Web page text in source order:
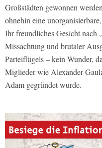
Großstädten gewonnen
ohnehin eine
Ihr freundliches Gesicht nach
Missachtung und brutaler
Parteiflügels – kein Wunder,
Miglieder wie Alexander
Adam gegründet wurde.